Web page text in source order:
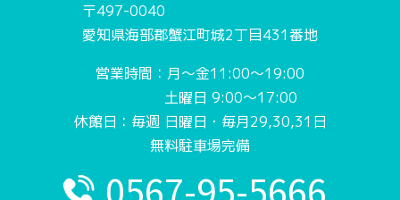
〒497-0040
愛知県海部郡蟹江町城2丁目431番地
営業時間：月〜金11:00〜19:00
土曜日 9:00〜17:00
休館日：毎週 日曜日・毎月29,30,31日
無料駐車場完備